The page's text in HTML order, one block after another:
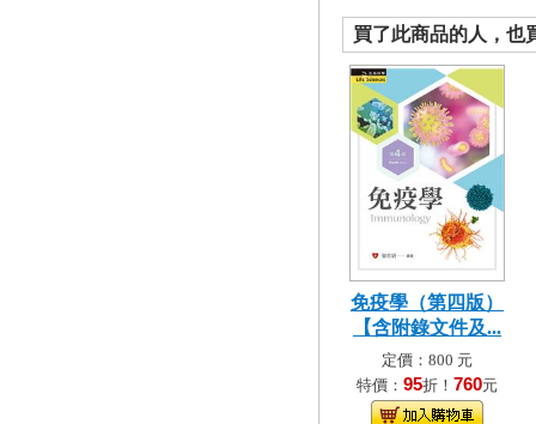
買了此商品的人，也
免疫學（第四版）
【含附錄文件及...
定價：800 元
特價： 95折！ 760元